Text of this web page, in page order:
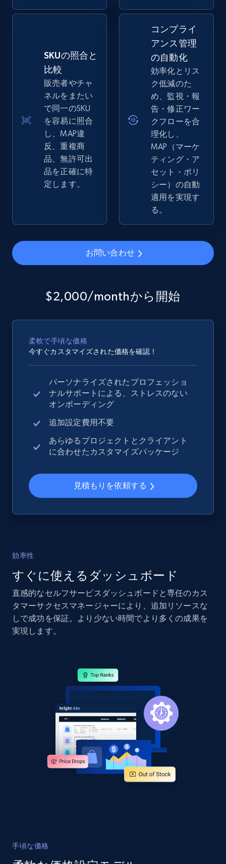
SKUの照合と
比較
販売者やチャ
ネルをまたい
で同一のSKU
を容易に照合
し、MAP違
反、重複商
品、無許可出
品を正確に特
定します。
コンプライ
アンス管理
の自動化
効率化とリス
ク低減のた
め、監視・報
告・修正ワー
クフローを合
理化し、
MAP（マーケ
ティング・ア
セット・ポリ
シー）の自動
適用を実現す
る。
お問い合わせ
$2,000/monthから開始
柔軟で手頃な価格
今すぐカスタマイズされた価格を確認！
パーソナライズされたプロフェッショ
ナルサポートによる、ストレスのない
オンボーディング
追加設定費用不要
あらゆるプロジェクトとクライアント
に合わせたカスタマイズパッケージ
見積もりを依頼する
効率性
すぐに使えるダッシュボード
直感的なセルフサービスダッシュボードと専任のカス
タマーサクセスマネージャーにより、追加リソースな
しで成功を保証。より少ない時間でより多くの成果を
実現します。
手頃な価格